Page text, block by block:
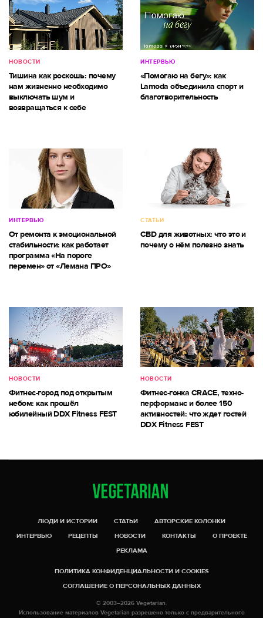
НОВОСТИ
Тишина как роскошь: почему
нам жизненно необходимо
выключать шум и
возвращаться к себе
ИНТЕРВЬЮ
«Помогаю на бегу»: как
Lamoda объединила спорт и
благотворительность
ИНТЕРВЬЮ
От ремонта к эмоциональной
стабильности: как работает
программа «На пороге
перемен» от «Лемана ПРО»
СТАТЬИ
CBD для животных: что это и
почему о нём полезно знать
НОВОСТИ
Фитнес-город под открытым
небом: как прошёл
юбилейный DDX Fitness FEST
НОВОСТИ
Фитнес-гонка CRACE, техно-
перформанс и более 150
активностей: что ждет гостей
DDX Fitness FEST
ЛЮДИ И ИСТОРИИ СТАТЬИ
АВТОРСКИЕ КОЛОНКИ
ИНТЕРВЬЮ
РЕЦЕПТЫ НОВОСТИ КОНТАКТЫ
О ПРОЕКТЕ
РЕКЛАМА
ПОЛИТИКА КОНФИДЕНЦИАЛЬНОСТИ И COOKIES
СОГЛАШЕНИЕ О ПЕРСОНАЛЬНЫХ ДАННЫХ
© 2003–2026 Vegetarian.
Использование материалов Vegetarian разрешено только с предварительного